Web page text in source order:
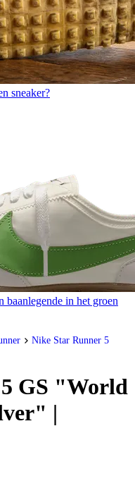
sneaker?
in het groen
Nike Star Runner 5
GS "World
|